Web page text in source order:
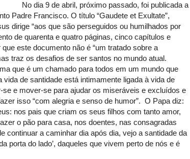
No dia 9 de abril, próximo passado, foi publicada a
Padre Francisco. O título “Gaudete et Exultate”,
dirige “aos que são perseguidos ou humilhados por
de quarenta e quatro páginas, cinco capítulos e
este documento não é “um tratado sobre a
traz os desafios de ser santos no mundo atual.
que é um chamado para todos em um mundo que
de santidade está intimamente ligada à vida de
e mover-se para ajudar os miseráveis e excluídos e
isso “com alegria e senso de humor”. O Papa diz:
nos pais que criam os seus filhos com tanto amor,
o pão para casa, nos doentes, nas consagradas
continuar a caminhar dia após dia, vejo a santidade da
porta do lado’, daqueles que vivem perto de nós e é